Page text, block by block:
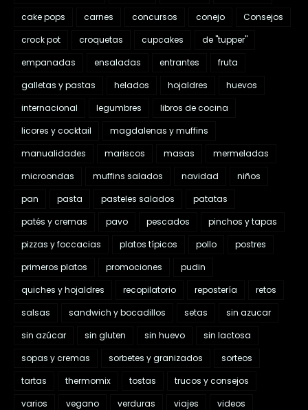
cake pops
carnes concursos conejo
Consejos
crock pot
croquetas cupcakes
de "tupper"
empanadas
ensaladas entrantes
fruta
galletas y pastas
helados hojaldres
huevos
internacional
legumbres
libros de cocina
licores y cocktail
magdalenas y muffins
manualidades
mariscos masas
mermeladas
microondas
muffins salados navidad
niños
pan
pasta pasteles salados
patatas
patés y cremas
pavo pescados
pinchos y tapas
pizzas y foccacias
platos típicos pollo
postres
primeros platos
promociones
pudin
quiches y hojaldres
recopilatorio repostería
retos
salsas
sandwich y bocadillos setas
sin azucar
sin azúcar
sin gluten sin huevo
sin lactosa
sopas y cremas
sorbetes y granizados
sorteos
tartas
thermomix tostas
trucos y consejos
varios
vegano verduras viajes
videos